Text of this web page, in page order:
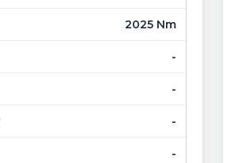
2025 Nm
-
-
-
-